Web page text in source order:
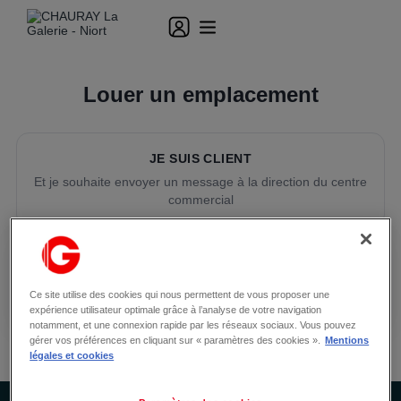
Louer un emplacement
JE SUIS CLIENT
Et je souhaite envoyer un message à la direction du centre
commercial
Et je souhaite louer un local permanent ou réserver un
emplacement temporaire dans le centre commercial
Ce site utilise des cookies qui nous permettent de vous proposer une
expérience utilisateur optimale grâce à l’analyse de votre navigation
notamment, et une connexion rapide par les réseaux sociaux. Vous pouvez
gérer vos préférences en cliquant sur « paramètres des cookies ».
Mentions
légales et cookies